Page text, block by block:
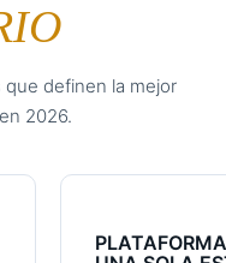
que definen la mejor
2026.